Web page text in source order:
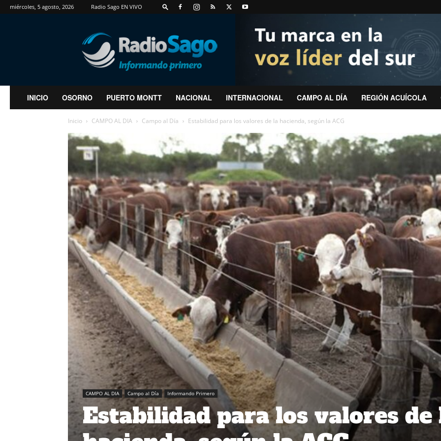
miércoles, 5 agosto, 2026 Radio Sago EN VIVO
RadioSago
INICIO OSORNO PUERTO MONTT NACIONAL INTERNACIONAL CAMPO AL DÍA REGIÓN ACUÍCOLA
Inicio CAMPO AL DIA Campo al Día Estabilidad para los valores de la hacienda, según la ACG
CAMPO AL DIA Campo al Día Informando Primero
Estabilidad para los valores de